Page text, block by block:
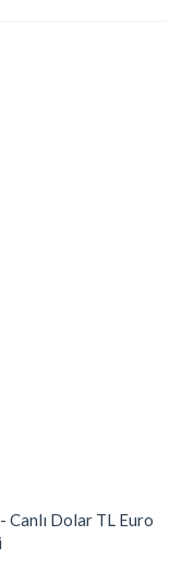
- Canlı Dolar TL Euro